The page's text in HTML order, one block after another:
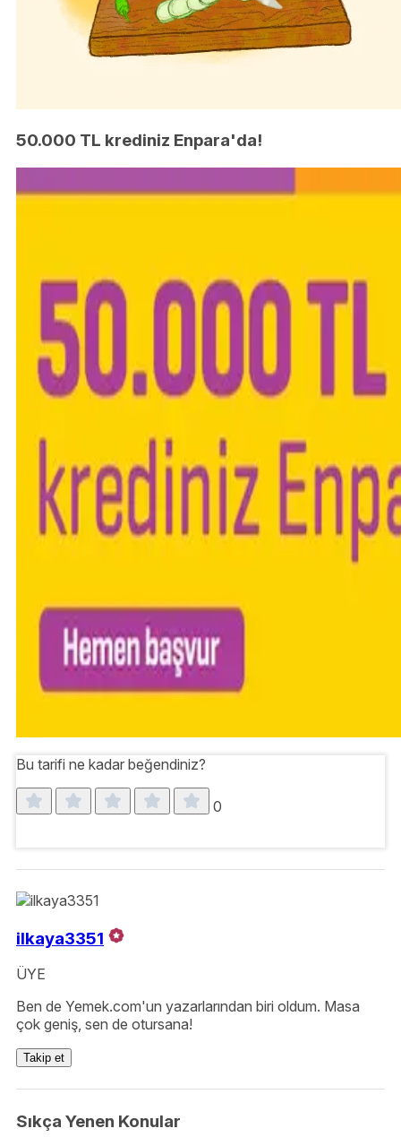
50.000 TL krediniz Enpara'da!
Bu tarifi ne kadar beğendiniz?
0
ilkaya3351
ÜYE
Ben de Yemek.com'un yazarlarından biri oldum. Masa
çok geniş, sen de otursana!
Takip et
Sıkça Yenen Konular